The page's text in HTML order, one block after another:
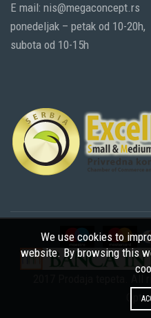
E mail: nis@megaconcept.rs
ponedeljak – petak od 10-20h,
subota od 10-15h
We use cookies to
website. By browsing this